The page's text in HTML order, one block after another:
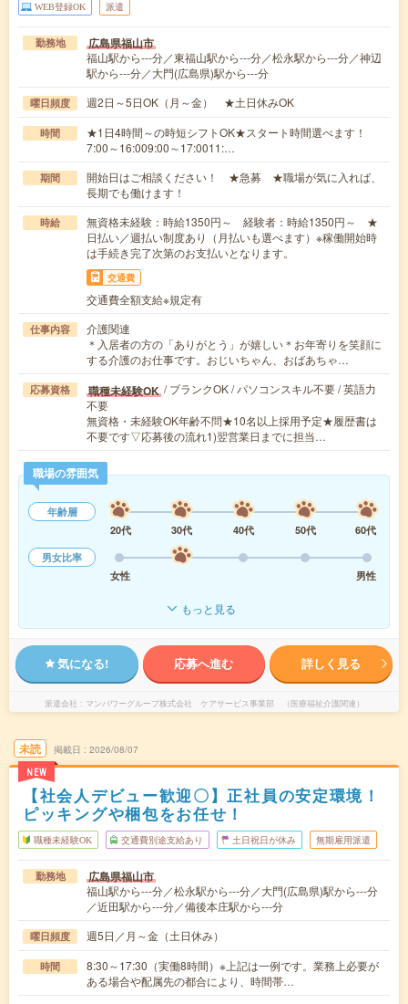
WEB登録OK 派遣
勤務地 広島県福山市
福山駅から---分／東福山駅から---分／松永駅から---分／神辺
駅から---分／大門(広島県)駅から---分
曜日頻度 週2日～5日OK（月～金） ★土日休みOK
時間
★1日4時間～の時短シフトOK★スタート時間選べます！
7:00～16:009:00～17:0011:…
期間
開始日はご相談ください！ ★急募 ★職場が気に入れば、
長期でも働けます！
時給
無資格未経験：時給1350円～ 経験者：時給1350円～ ★
日払い／週払い制度あり（月払いも選べます）※稼働開始時
は手続き完了次第のお支払いとなります。
交通費
交通費全額支給※規定有
仕事内容
介護関連
＊入居者の方の「ありがとう」が嬉しい＊お年寄りを笑顔に
する介護のお仕事です。おじいちゃん、おばあちゃ…
応募資格 職種未経験OK / ブランクOK / パソコンスキル不要 / 英語力
不要
無資格・未経験OK年齢不問★10名以上採用予定★履歴書は
不要です▽応募後の流れ1)翌営業日までに担当…
職場の雰囲気
年齢層
20代
30代 40代 50代
60代
男女比率
女性
男性
もっと見る
気になる! 応募へ進む 詳しく見る
派遣会社 マンパワーグループ株式会社 ケアサービス事業部 （医療福祉介護関連）
未読
NEW
掲載日 2026/08/07
【社会人デビュー歓迎〇】正社員の安定環境！
ピッキングや梱包をお任せ！
職種未経験OK 交通費別途支給あり 土日祝日が休み 無期雇用派遣
勤務地 広島県福山市
福山駅から---分／松永駅から---分／大門(広島県)駅から---分
／近田駅から---分／備後本庄駅から---分
曜日頻度 週5日／月～金（土日休み）
時間
8:30～17:30（実働8時間）※上記は一例です。業務上必要が
ある場合や配属先の都合により、時間帯…